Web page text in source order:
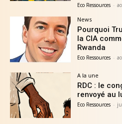
Eco Ressources -
News
Pourquoi
la CIA
Rwanda
Eco Ressources -
A la une
RDC : le
renvoyé au
Eco Ressources -